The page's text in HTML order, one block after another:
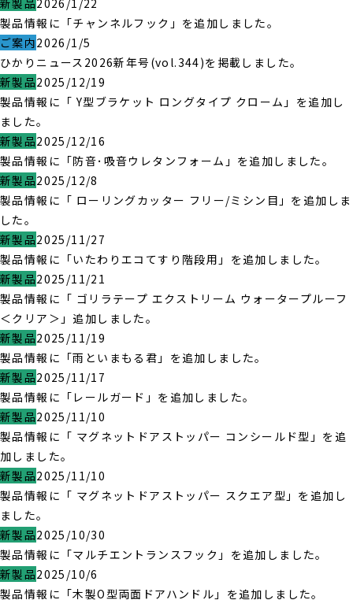
新製品2026/1/22
製品情報に「チャンネルフック」を追加しました。
ご案内2026/1/5
ひかりニュース2026新年号(vol.344)を掲載しました。
新製品2025/12/19
製品情報に「 Y型ブラケット ロングタイプ クローム」を追加し
ました。
新製品2025/12/16
製品情報に「防音･吸音ウレタンフォーム」を追加しました。
新製品2025/12/8
製品情報に「 ローリングカッター フリー/ミシン目」を追加しま
した。
新製品2025/11/27
製品情報に「いたわりエコてすり階段用」を追加しました。
新製品2025/11/21
製品情報に「 ゴリラテープ エクストリーム ウォータープルーフ
＜クリア＞」追加しました。
新製品2025/11/19
製品情報に「雨といまもる君」を追加しました。
新製品2025/11/17
製品情報に「レールガード」を追加しました。
新製品2025/11/10
製品情報に「 マグネットドアストッパー コンシールド型」を追
加しました。
新製品2025/11/10
製品情報に「 マグネットドアストッパー スクエア型」を追加し
ました。
新製品2025/10/30
製品情報に「マルチエントランスフック」を追加しました。
新製品2025/10/6
製品情報に「木製O型両面ドアハンドル」を追加しました。